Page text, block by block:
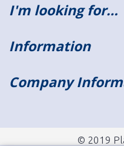
I'm looking for…
Information
Company
© 2019